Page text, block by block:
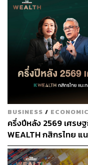
BUSINESS / ECONOMIC
ครึ่งปีหลัง 2569 เศรษ
WEALTH กสิกรไทย
เปลี่ยนแปลงกติกาใหม่